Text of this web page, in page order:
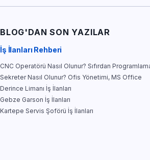
BLOG'DAN SON YAZILAR
İş İlanları Rehberi
CNC Operatörü Nasıl Olunur? Sıfırdan
Sekreter Nasıl Olunur? Ofis Yönetimi, MS Office
Derince Limanı İş İlanları
Gebze Garson İş İlanları
Kartepe Servis Şoförü İş İlanları